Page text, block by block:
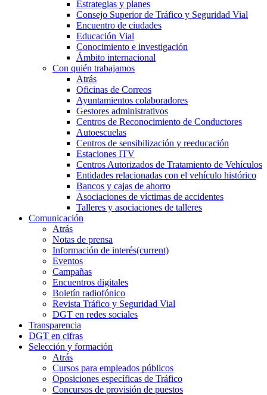
Estrategias y planes
Consejo Superior de Tráfico y Seguridad Vial
Encuentro de ciudades
Educación Vial
Conocimiento e investigación
Ámbito internacional
Con quién trabajamos
Atrás
Oficinas de Correos
Ayuntamientos colaboradores
Gestores administrativos
Centros de Reconocimiento de Conductores
Autoescuelas
Centros de sensibilización y reeducación
Estaciones ITV
Centros Autorizados de Tratamiento de Vehículos
Entidades relacionadas con el vehículo histórico
Bancos y cajas de ahorro
Asociaciones de víctimas de accidentes
Talleres y asociaciones de talleres
Comunicación
Atrás
Notas de prensa
Información de interés(current)
Eventos
Campañas
Encuentros digitales
Boletín radiofónico
Revista Tráfico y Seguridad Vial
DGT en redes sociales
Transparencia
DGT en cifras
Selección y formación
Atrás
Cursos para empleados públicos
Oposiciones específicas de Tráfico
Concursos de provisión de puestos